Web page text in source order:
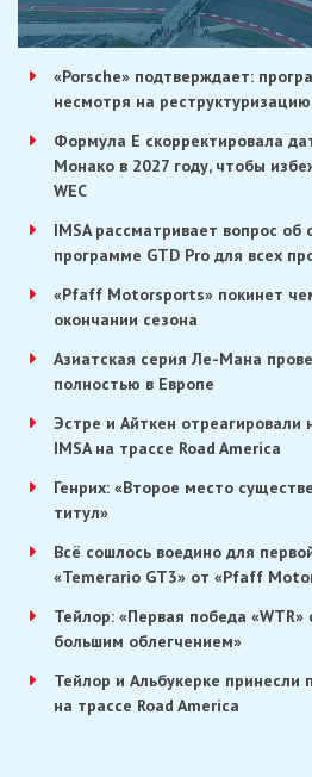
«Porsche» подтверждает:
несмотря на реструктуризацию
Формула E скорректировала
Монако в 2027 году, чтобы
WEC
IMSA рассматривает вопрос об
программе GTD Pro для всех
«Pfaff Motorsports» покинет
окончании сезона
Азиатская серия Ле-Мана
полностью в Европе
Эстре и Айткен отреагировали
IMSA на трассе Road America
Генрих: «Второе место
титул»
Всё сошлось воедино для
«Temerario GT3» от «Pfaff
Тейлор: «Первая победа «WTR»
большим облегчением»
Тейлор и Альбукерке принесли
на трассе Road America